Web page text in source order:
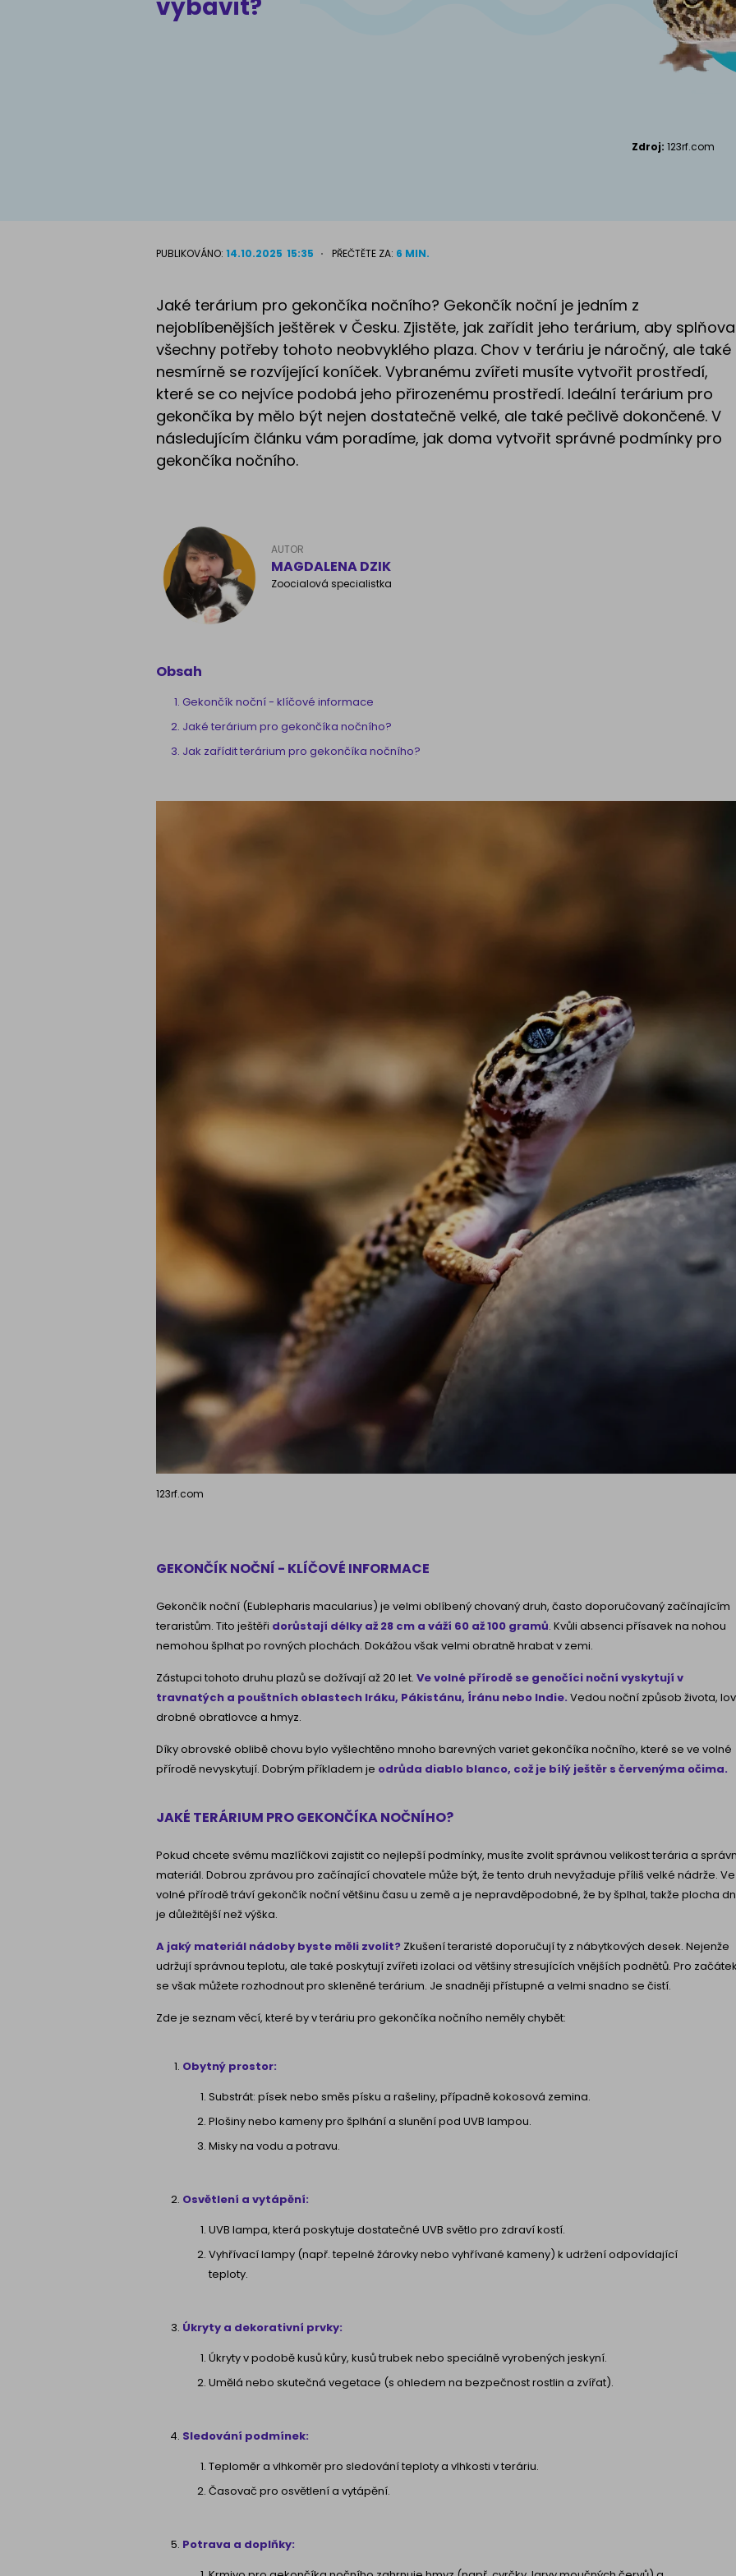
Kanadský
Zdroj: 123rf.com
vybavit?
PUBLIKOVÁNO: 14.10.2025 15:35 PŘEČTĚTE ZA: 6 MIN.
Jaké terárium pro gekončíka nočního? Gekončík noční je jedním z
nejoblíbenějších ještěrek v Česku. Zjistěte, jak zařídit jeho terárium, aby
všechny potřeby tohoto neobvyklého plaza. Chov v teráriu je náročný, ale také
nesmírně se rozvíjející koníček. Vybranému zvířeti musíte vytvořit prostředí,
které se co nejvíce podobá jeho přirozenému prostředí. Ideální terárium pro
gekončíka by mělo být nejen dostatečně velké, ale také pečlivě dokončené. V
následujícím článku vám poradíme, jak doma vytvořit správné podmínky pro
gekončíka nočního.
AUTOR
MAGDALENA DZIK
Zoocialová specialistka
Obsah
Gekončík noční - klíčové informace
Jaké terárium pro gekončíka nočního?
Jak zařídit terárium pro gekončíka nočního?
123rf.com
GEKONČÍK NOČNÍ - KLÍČOVÉ INFORMACE
Gekončík noční (Eublepharis macularius) je velmi oblíbený chovaný druh, často doporučovaný začínajícím
teraristům. Tito ještěři dorůstají délky až 28 cm a váží 60 až 100 gramů. Kvůli absenci přísavek na nohou
nemohou šplhat po rovných plochách. Dokážou však velmi obratně hrabat v zemi.
Zástupci tohoto druhu plazů se dožívají až 20 let. Ve volné přírodě se genočíci noční vyskytují v
travnatých a pouštních oblastech Iráku, Pákistánu, Íránu nebo Indie. Vedou noční způsob života,
drobné obratlovce a hmyz.
Díky obrovské oblibě chovu bylo vyšlechtěno mnoho barevných variet gekončíka nočního, které se ve volné
přírodě nevyskytují. Dobrým příkladem je odrůda diablo blanco, což je bílý ještěr s červenýma očima.
JAKÉ TERÁRIUM PRO GEKONČÍKA NOČNÍHO?
Pokud chcete svému mazlíčkovi zajistit co nejlepší podmínky, musíte zvolit správnou velikost terária a
materiál. Dobrou zprávou pro začínající chovatele může být, že tento druh nevyžaduje příliš velké nádrže. Ve
volné přírodě tráví gekončík noční většinu času u země a je nepravděpodobné, že by šplhal, takže plocha
je důležitější než výška.
A jaký materiál nádoby byste měli zvolit? Zkušení teraristé doporučují ty z nábytkových desek. Nejenže
udržují správnou teplotu, ale také poskytují zvířeti izolaci od většiny stresujících vnějších podnětů. Pro
se však můžete rozhodnout pro skleněné terárium. Je snadněji přístupné a velmi snadno se čistí.
Zde je seznam věcí, které by v teráriu pro gekončíka nočního neměly chybět:
Obytný prostor:
Substrát: písek nebo směs písku a rašeliny, případně kokosová zemina.
Plošiny nebo kameny pro šplhání a slunění pod UVB lampou.
Misky na vodu a potravu.
Osvětlení a vytápění:
UVB lampa, která poskytuje dostatečné UVB světlo pro zdraví kostí.
Vyhřívací lampy (např. tepelné žárovky nebo vyhřívané kameny) k udržení odpovídající
teploty.
Úkryty a dekorativní prvky:
Úkryty v podobě kusů kůry, kusů trubek nebo speciálně vyrobených jeskyní.
Umělá nebo skutečná vegetace (s ohledem na bezpečnost rostlin a zvířat).
Sledování podmínek:
Teploměr a vlhkoměr pro sledování teploty a vlhkosti v teráriu.
Časovač pro osvětlení a vytápění.
Potrava a doplňky: